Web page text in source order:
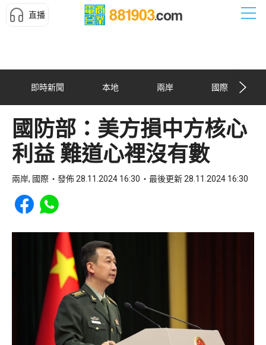
直播
即時新聞 本地 兩岸 國際
國防部：美方損中方核心
利益 難道心裡沒有數
兩岸, 國際 發佈 28.11.2024 16:30 最後更新 28.11.2024 16:30
Share to Facebook
Share to WhatsApp